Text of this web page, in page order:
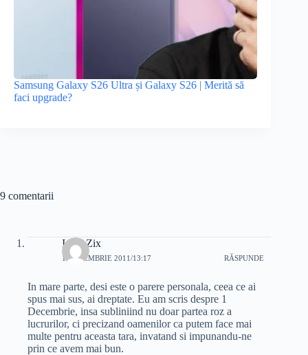
Samsung Galaxy S26 Ultra și Galaxy S26 | Merită să
faci upgrade?
9 comentarii
IoanaZix
1 DECEMBRIE 2011/13:17 RĂSPUNDE
In mare parte, desi este o parere personala, ceea ce ai
spus mai sus, ai dreptate. Eu am scris despre 1
Decembrie, insa subliniind nu doar partea roz a
lucrurilor, ci precizand oamenilor ca putem face mai
multe pentru aceasta tara, invatand si impunandu-ne
prin ce avem mai bun.